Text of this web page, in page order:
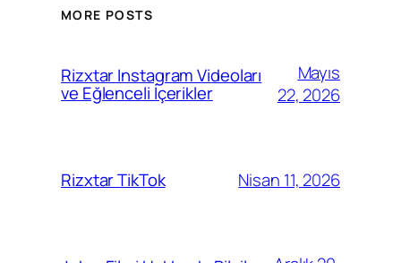
MORE POSTS
Rizxtar Instagram Videoları
ve Eğlenceli İçerikler
Mayıs
22, 2026
Rizxtar TikTok Nisan 11, 2026